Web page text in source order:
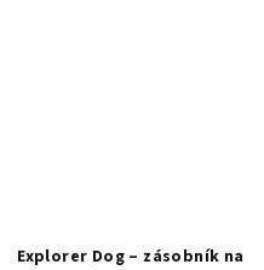
Explorer Dog – zásobník na